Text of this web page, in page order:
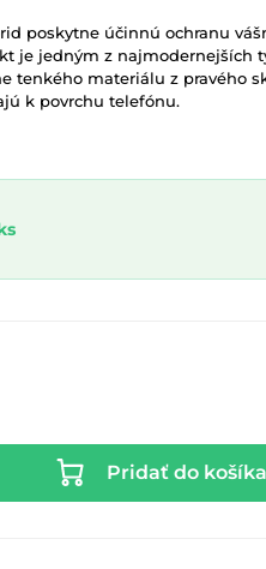
poskytne účinnú ochranu
je jedným z najmodernejších
tenkého materiálu z pravého
k povrchu telefónu.
Pridať do košíka